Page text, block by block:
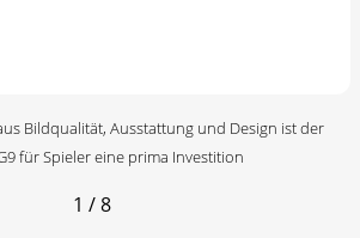
Bildqualität, Ausstattung und Design ist der
für Spieler eine prima Investition
1 / 8